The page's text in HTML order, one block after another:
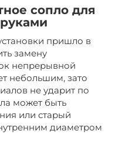
сопло для
пришло в
замену
непрерывной
небольшим, зато
не ударит по
может быть
или старый
диаметром